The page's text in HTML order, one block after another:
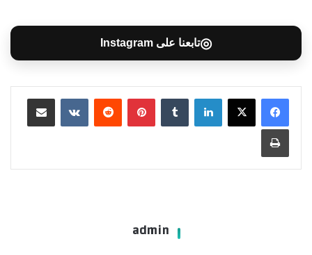
◎تابعنا على Instagram
لينكدإن بينتيريست مشاركة عبر البريد
طباعة
admin